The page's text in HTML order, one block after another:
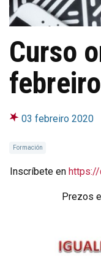
Curso
febreiro
03 febreiro 2020
Formación
Inscríbete en
Prezos